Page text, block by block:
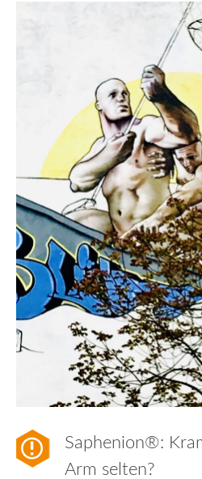
Saphenion®:
Arm selten?